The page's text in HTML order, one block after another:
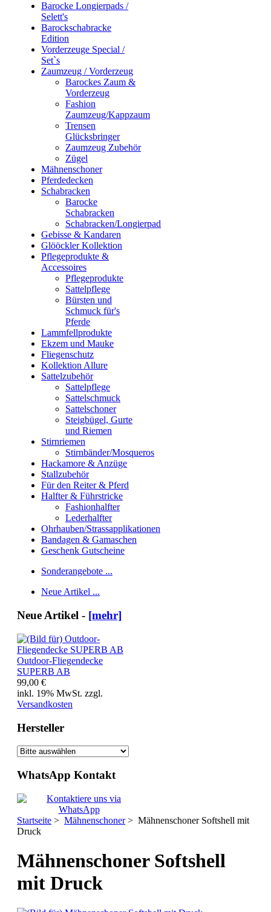
Barocke Longierpads /
Selett's
Barockschabracke
Edition
Vorderzeuge Special /
Set`s
Zaumzeug / Vorderzeug
Barockes Zaum &
Vorderzeug
Fashion
Zaumzeug/Kappzaum
Trensen
Glücksbringer
Zaumzeug Zubehör
Zügel
Mähnenschoner
Pferdedecken
Schabracken
Barocke
Schabracken
Schabracken/Longierpad
Gebisse & Kandaren
Glööckler Kollektion
Pflegeprodukte &
Accessoires
Pflegeprodukte
Sattelpflege
Bürsten und
Schmuck für's
Pferde
Lammfellprodukte
Ekzem und Mauke
Fliegenschutz
Kollektion Allure
Sattelzubehör
Sattelpflege
Sattelschmuck
Sattelschoner
Steigbügel, Gurte
und Riemen
Stirnriemen
Stirnbänder/Mosqueros
Hackamore & Anzüge
Stallzubehör
Für den Reiter & Pferd
Halfter & Führstricke
Fashionhalfter
Lederhalfter
Ohrhauben/Strassapplikationen
Bandagen & Gamaschen
Geschenk Gutscheine
Sonderangebote ...
Neue Artikel ...
Neue Artikel - [mehr]
Outdoor-Fliegendecke
SUPERB AB
99,00 €
inkl. 19% MwSt. zzgl.
Versandkosten
Hersteller
WhatsApp Kontakt
Startseite > Mähnenschoner> Mähnenschoner Softshell mit
Druck
Mähnenschoner Softshell
mit Druck